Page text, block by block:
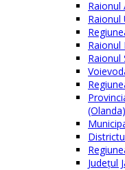
Raionul
Raionul
Raionul
Raionul
(Olanda)
Judeţul